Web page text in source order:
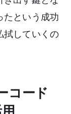
たという成功
拭していくの
コード